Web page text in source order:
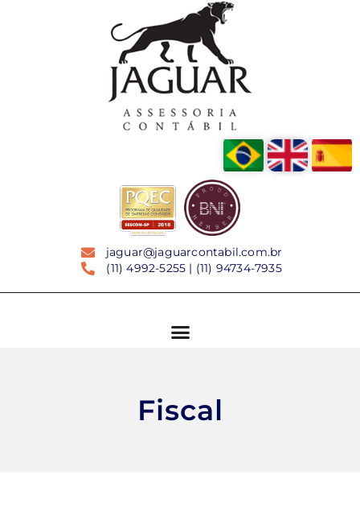
jaguar@jaguarcontabil.com.br
(11) 4992-5255 | (11) 94734-7935
Fiscal